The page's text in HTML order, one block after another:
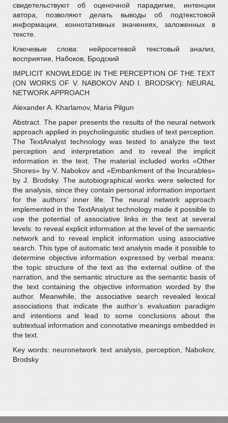
свидетельствуют об оценочной парадигме, интенции
автора, позволяют делать выводы об подтекстовой
информации, коннотативных значениях, заложенных в
тексте.
Ключевые слова: нейросетевой текстовый анализ,
восприятие, Набоков, Бродский
IMPLICIT KNOWLEDGE IN THE PERCEPTION OF THE TEXT
(ON WORKS OF V. NABOKOV AND I. BRODSKY): NEURAL
NETWORK APPROACH
Alexander A. Kharlamov, Maria Pilgun
Abstract. The paper presents the results of the neural network
approach applied in psycholinguistic studies of text perception.
The TextAnalyst technology was tested to analyze the text
perception and interpretation and to reveal the implicit
information in the text. The material included works «Other
Shores» by V. Nabokov and «Embankment of the Incurables»
by J. Brodsky. The autobiographical works were selected for
the analysis, since they contain personal information important
for the authors’ inner life. The neural network approach
implemented in the TextAnalyst technology made it possible to
use the potential of associative links in the text at several
levels: to reveal explicit information at the level of the semantic
network and to reveal implicit information using associative
search. This type of automatic text analysis made it possible to
determine objective information expressed by verbal means:
the topic structure of the text as the external outline of the
narration, and the semantic structure as the semantic basis of
the text containing the objective information worded by the
author. Meanwhile, the associative search revealed lexical
associations that indicate the author’s evaluation paradigm
and intentions and lead to some conclusions about the
subtextual information and connotative meanings embedded in
the text.
Key words: neuronetwork text analysis, perception, Nabokov,
Brodsky